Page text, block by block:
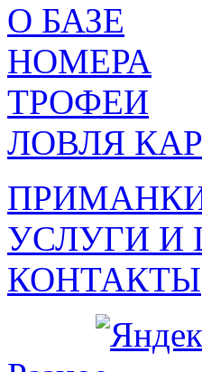
О БАЗЕ
НОМЕРА
ТРОФЕИ
ЛОВЛЯ
УСЛУГИ И
КОНТАКТЫ